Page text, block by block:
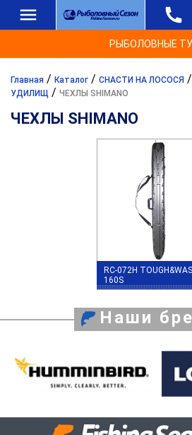
РЫБОЛОВНЫЕ
Главная / Каталог / СНАСТИ НА ЛОСОСЯ /
УДИЛИЩ / ЧЕХЛЫ SHIMANO
ЧЕХЛЫ SHIMANO
RC-072H
160S
Наши